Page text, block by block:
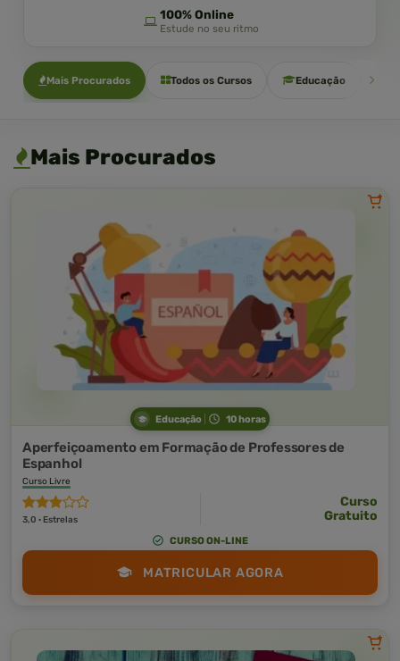
100% Online
Estude no seu ritmo
Mais Procurados Todos os Cursos Educação
Mais Procurados
Educação 10 horas
Aperfeiçoamento em Formação de Professores de
Espanhol
Curso Livre
3,0 · Estrelas
Curso
Gratuito
CURSO ON-LINE
MATRICULAR AGORA